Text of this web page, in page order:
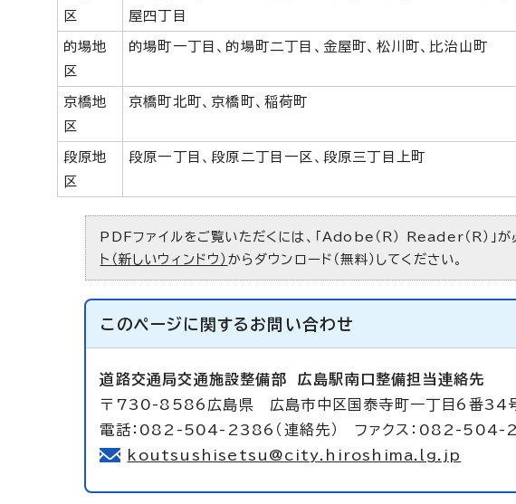
区
屋四丁目
的場地
区
的場町一丁目、的場町二丁目、金屋町、松川町、比治山町
京橋地
区
京橋町北町、京橋町、稲荷町
段原地
区
段原一丁目、段原二丁目一区、段原三丁目上町
PDFファイルをご覧いただくには、「Adobe（R） Reader（R）」
ト（新しいウィンドウ） からダウンロード（無料）してください。
このページに関する お問い合わせ
道路交通局交通施設整備部広島駅南口整備担当連絡先
〒730-8586広島県 広島市中区国泰寺町一丁目6番34
電話：082-504-2386（連絡先） ファクス：082-
koutsushisetsu@city.hiroshima.lg.jp